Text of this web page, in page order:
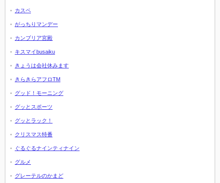
カスペ
がっちりマンデー
カンブリア宮殿
キスマイbusaiku
きょうは会社休みます
きらきらアフロTM
グッド！モーニング
グッとスポーツ
グッとラック！
クリスマス特番
ぐるぐるナインティナイン
グルメ
グレーテルのかまど